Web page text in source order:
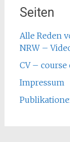
Seiten
Alle Reden
NRW –
CV – course
Impressum